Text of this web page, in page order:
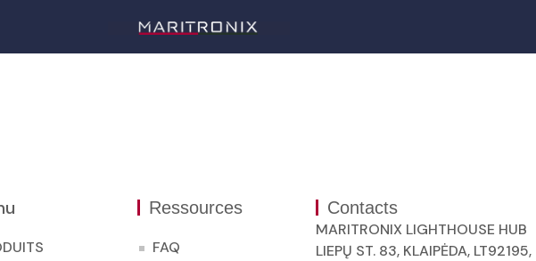
Ressources
FAQ
Contacts
MARITRONIX LIGHTHOUSE HUB
LIEPŲ ST. 83, KLAIPĖDA, LT92195,